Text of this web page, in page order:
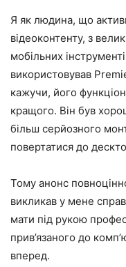
Я як людина, що
відеоконтенту, з
мобільних
використовував
кажучи, його
кращого. Він був
більш серйозного
повертатися до
Тому анонс
викликав у мене
мати під рукою
прив’язаного до
вперед.